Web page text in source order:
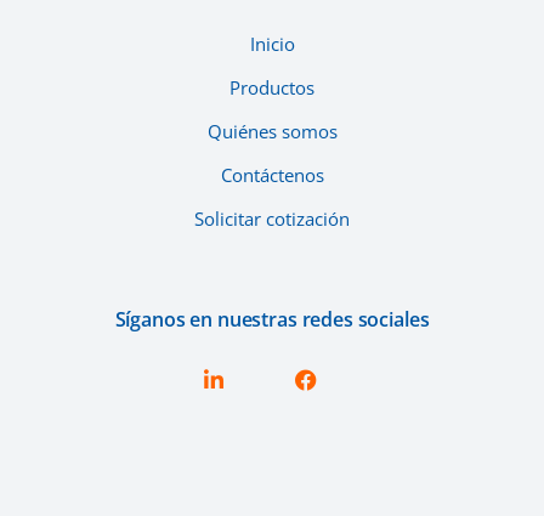
Inicio
Productos
Quiénes somos
Contáctenos
Solicitar cotización
Síganos en nuestras redes sociales